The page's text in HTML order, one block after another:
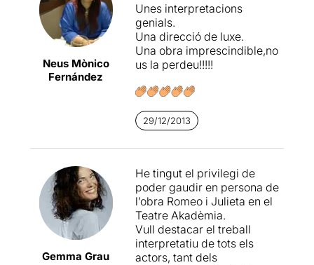
companyiaPropeller
va ser convidat a Barcelona
a impartir un seminari per a
actors al voltant de
Shakespeare. La invitació
Akadèmia. Quan Dugald va
arribar a Barcelona, al
descobrir la sala, hi va
representarRomeu i Julieta.
aquest seminari, en veure
Guillem Motosi Sílvia
Forns , els quals
participaven en el seminari,
hi va veure la parella ideal
per donar vida als
personatges principals. Un
Neus Mònico
Fernández
Unes interpretacions
genials.
Una direcció de luxe.
Una obra imprescindible,no
us la perdeu!!!!!
29/12/2013
Gemma Grau
He tingut el privilegi de
poder gaudir en persona de
l’obra Romeo i Julieta en el
Teatre Akadèmia.
Vull destacar el treball
interpretatiu de tots els
actors, tant dels